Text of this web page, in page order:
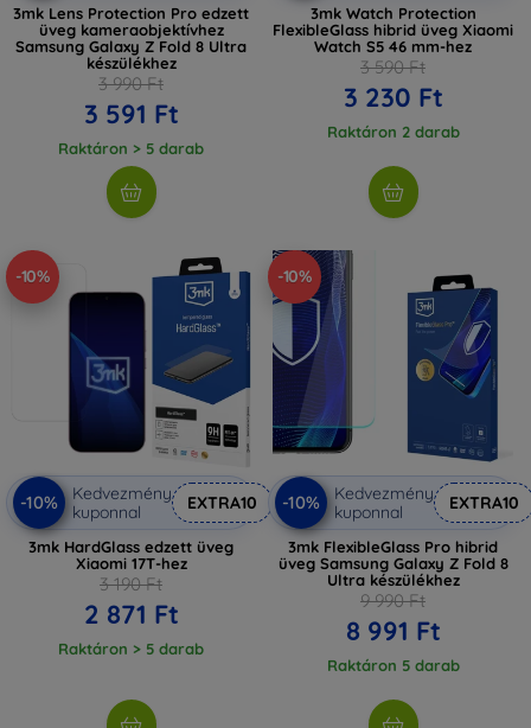
3mk Lens Protection Pro edzett
üveg kameraobjektívhez
Samsung Galaxy Z Fold 8 Ultra
készülékhez
3 990 Ft
3 591 Ft
Raktáron > 5 darab
3mk Watch Protection
FlexibleGlass hibrid üveg Xiaomi
Watch S5 46 mm-hez
3 590 Ft
3 230 Ft
Raktáron 2 darab
-10%
-10%
Kedvezmény
kuponnal
EXTRA10
3mk HardGlass edzett üveg
Xiaomi 17T-hez
3 190 Ft
2 871 Ft
Raktáron > 5 darab
-10%
-10%
Kedvezmény
kuponnal
EXTRA10
3mk FlexibleGlass Pro hibrid
üveg Samsung Galaxy Z Fold 8
Ultra készülékhez
9 990 Ft
8 991 Ft
Raktáron 5 darab